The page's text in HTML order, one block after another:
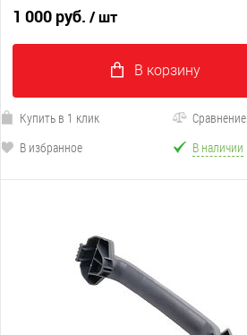
1 000 руб. / шт
В корзину
Купить в 1 клик
Сравнение
В избранное
В наличии